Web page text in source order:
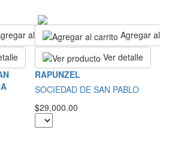
al carrito
Agregar al
Ver detalle
RAPUNZEL
SOCIEDAD DE SAN PABLO
$29,000.00